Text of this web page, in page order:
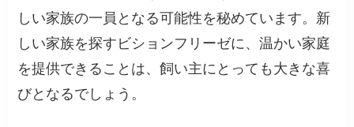
しい家族の一員となる可能性を秘めています。新
しい家族を探すビションフリーゼに、温かい家庭
を提供できることは、飼い主にとっても大きな喜
びとなるでしょう。